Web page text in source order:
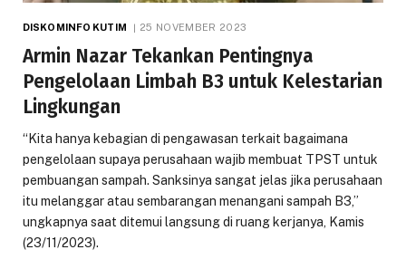
DISKOMINFO KUTIM 25 NOVEMBER 2023
Armin Nazar Tekankan Pentingnya
Pengelolaan Limbah B3 untuk Kelestarian
Lingkungan
“Kita hanya kebagian di pengawasan terkait bagaimana
pengelolaan supaya perusahaan wajib membuat TPST untuk
pembuangan sampah. Sanksinya sangat jelas jika perusahaan
itu melanggar atau sembarangan menangani sampah B3,”
ungkapnya saat ditemui langsung di ruang kerjanya, Kamis
(23/11/2023).